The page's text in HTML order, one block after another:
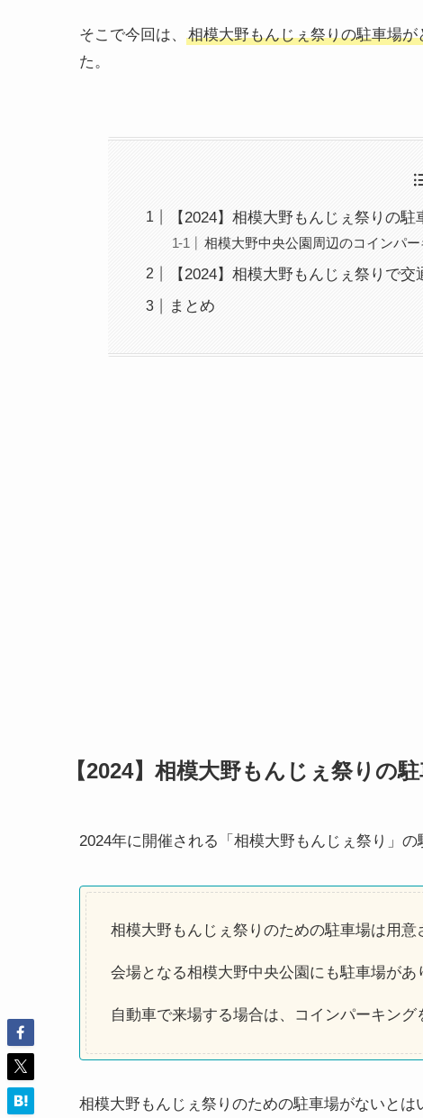
そこで今回は、 相模大野もんじぇ祭りの駐車場
た。
【2024】相模大野もんじぇ祭りの駐
相模大野中央公園周辺のコインパ
【2024】相模大野もんじぇ祭りで交
まとめ
【2024】相模大野もんじぇ祭りの
2024年に開催される「相模大野もんじぇ祭り」
相模大野もんじぇ祭りのための駐車場は用意
会場となる相模大野中央公園にも駐車場があ
自動車で来場する場合は、コインパーキング
相模大野もんじぇ祭りのための駐車場がないと